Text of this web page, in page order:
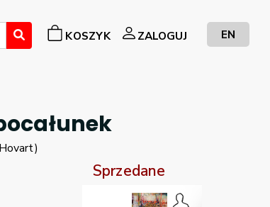
KOSZYK ZALOGUJ EN
Sprzedane